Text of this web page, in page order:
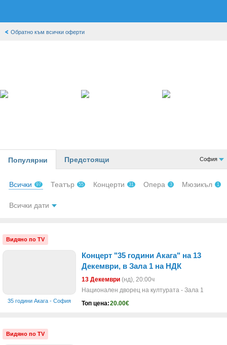
Обратно към всички оферти
София
Популярни Предстоящи
Всички 97 Театър 55 Концерти 31 Опера 3 Мюзикъл 1
Всички дати
Видяно по TV
35 години Акага - София
Концерт "35 години Акага" на 13
Декември, в Зала 1 на НДК
13 Декември (нд), 20:00ч
Национален дворец на културата - Зала 1
Топ цена:20.00€
Видяно по TV